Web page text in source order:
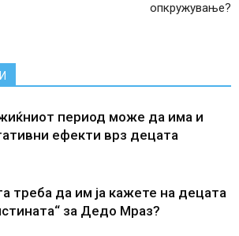
опкружување?
период може да има и
ефекти врз децата
треба да им ја кажете на децата
за Дедо Мраз?